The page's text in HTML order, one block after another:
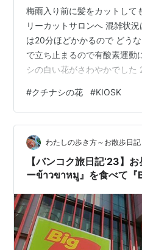
梅雨入り前に髪をカットして
リーカットサロンへ 混雑状
は20分ほどかかるので どう
で立ち止まるので有酸素運動
シの白い花がさわやかでし
キーでした ちょっと見ぬ間に
2025/6/9 JR武蔵浦和駅構内
舗になっていました （人手
最近のことだと思ったけど）
立つのかしら？ 無人のよう
#クチナシの花 #KIOSK
わたしの歩き方～お散歩日記
【バンコク旅日記‘23】
ーข้าวขาหมู』を食べて『